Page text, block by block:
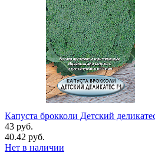
Капуста брокколи Детский
43 руб.
40.42 руб.
Нет в наличии